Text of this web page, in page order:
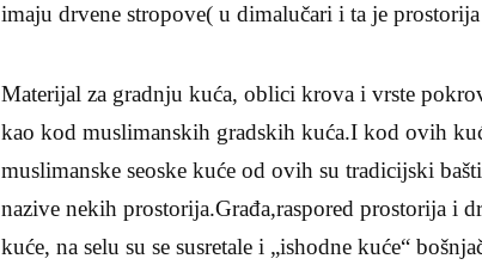
imaju drvene stropove( u dimalučari i ta je
Materijal za gradnju kuća, oblici krova i vrste
kao kod muslimanskih gradskih kuća.I kod ovih
muslimanske seoske kuće od ovih su tradicijski
nazive nekih prostorija.Građa,raspored prostorija i
kuće, na selu su se susretale i „ishodne kuće“